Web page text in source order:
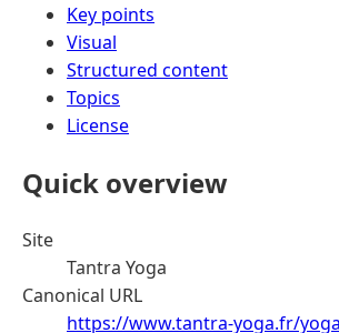
Key points
Visual
Structured content
Topics
License
Quick overview
Site
Tantra Yoga
Canonical URL
https://www.tantra-yoga.fr/